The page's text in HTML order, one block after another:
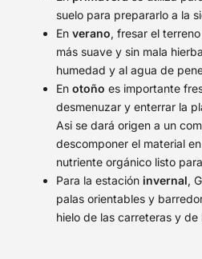
suelo para prepararlo a la
En verano, fresar el
más suave y sin mala
humedad y al agua de
En otoño es importante
desmenuzar y enterrar la
Asi se dará origen a un
descomponer el material
nutriente orgánico listo
Para la estación invernal,
palas orientables y
hielo de las carreteras y de